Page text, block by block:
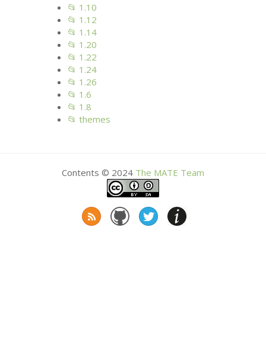
📂 1.10
📂 1.12
📂 1.14
📂 1.20
📂 1.22
📂 1.24
📂 1.26
📂 1.6
📂 1.8
📂 themes
Contents © 2024 The MATE Team